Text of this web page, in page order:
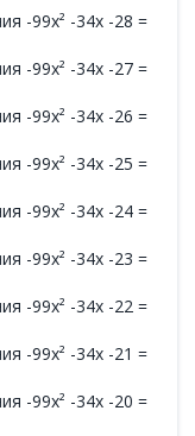
-99x² -34x -28 =
-99x² -34x -27 =
-99x² -34x -26 =
-99x² -34x -25 =
-99x² -34x -24 =
-99x² -34x -23 =
-99x² -34x -22 =
-99x² -34x -21 =
-99x² -34x -20 =